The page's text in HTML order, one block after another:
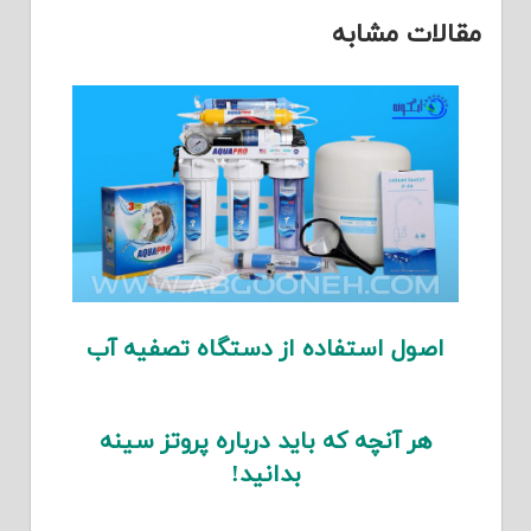
مقالات مشابه
اصول استفاده از دستگاه تصفیه آب
هر آنچه که باید درباره پروتز سینه
بدانید!